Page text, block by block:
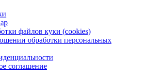
файлов куки (cookies)
обработки персональных
соглашение